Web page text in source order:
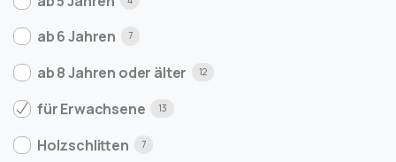
ab 6 Jahren 7
ab 8 Jahren oder älter 12
für Erwachsene 13
Holzschlitten 7